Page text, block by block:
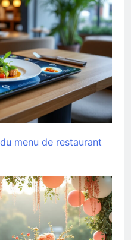
menu de restaurant